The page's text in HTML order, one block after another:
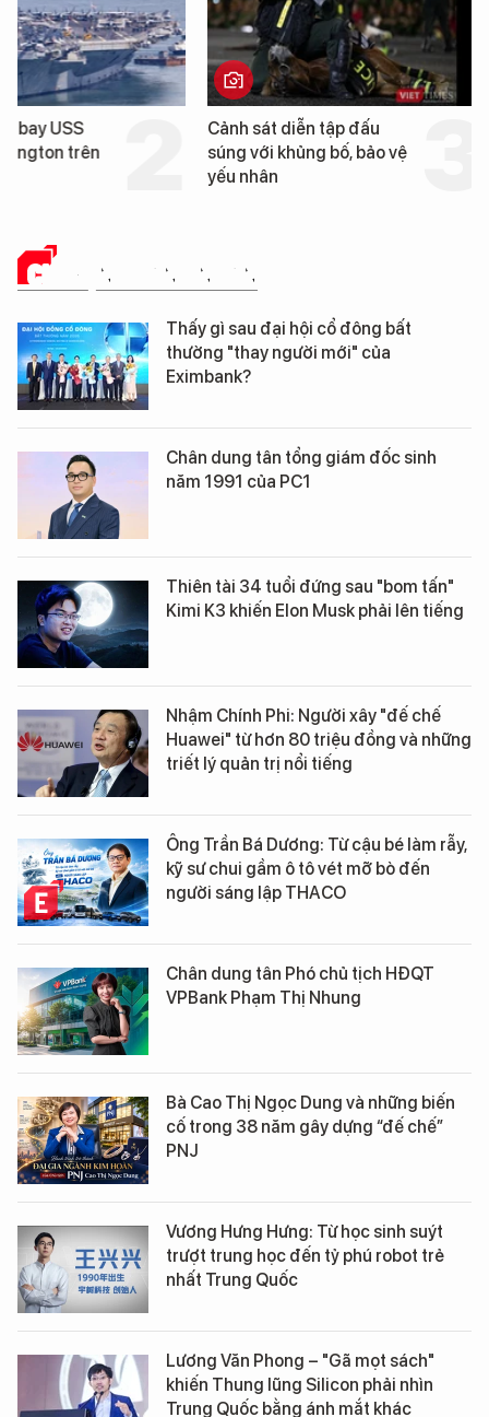
Cảnh sát diễn tập đấu
súng với khủng bố, bảo vệ
Cận cảnh chiến hạm
tống tàu sân bay USS
CHUYỆN DOANH NHÂN
Thấy gì sau đại hội cổ đông bất
thường "thay người mới" của
Eximbank?
Chân dung tân tổng giám đốc sinh
năm 1991 của PC1
Thiên tài 34 tuổi đứng sau "bom tấn"
Kimi K3 khiến Elon Musk phải lên tiếng
Nhậm Chính Phi: Người xây "đế chế
Huawei" từ hơn 80 triệu đồng và những
triết lý quản trị nổi tiếng
Ông Trần Bá Dương: Từ cậu bé làm rẫy,
kỹ sư chui gầm ô tô vét mỡ bò đến
người sáng lập THACO
Chân dung tân Phó chủ tịch HĐQT
VPBank Phạm Thị Nhung
Bà Cao Thị Ngọc Dung và những biến
cố trong 38 năm gây dựng “đế chế”
PNJ
Vương Hưng Hưng: Từ học sinh suýt
trượt trung học đến tỷ phú robot trẻ
nhất Trung Quốc
Lương Văn Phong – "Gã mọt sách"
khiến Thung lũng Silicon phải nhìn
Trung Quốc bằng ánh mắt khác